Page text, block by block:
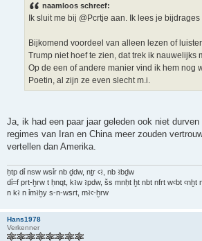
naamloos schreef:
Ik sluit me bij @Pcrtje aan. Ik lees je
Bijkomend voordeel van alleen lezen of
Trump niet hoef te zien, dat trek ik nauwelijks
Op de een of andere manier vind ik hem nog
Poetin, al zijn ze even slecht m.i.
Ja, ik had een paar jaar geleden ook niet
regimes van Iran en China meer zouden
vertellen dan Amerika.
ḥtp dỉ nsw wsỉr nb ḏdw, nṯr ꜥꜣ, nb ꜣbḏw
dỉ=f prt-ḫrw t ḥnqt, kꜣw ꜣpdw, šs mnḥt ḫt nbt nfrt wꜥbt ꜥnḫt
n kꜣ n ỉmꜣḫy s-n-wsrt, mꜣꜥ-ḫrw
Hans1978
Verkenner